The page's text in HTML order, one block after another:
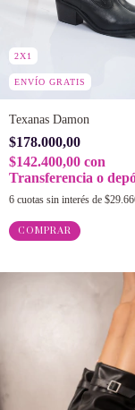
2X1
ENVÍO GRATIS
Texanas Damon
$178.000,00
$142.400,00 con
Transferencia o
6 cuotas sin interés de
COMPRAR